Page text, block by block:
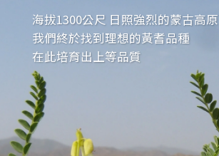
海拔1300公尺 日照強烈的蒙古高原
我們終於找到理想的黃耆品種
在此培育出上等品質